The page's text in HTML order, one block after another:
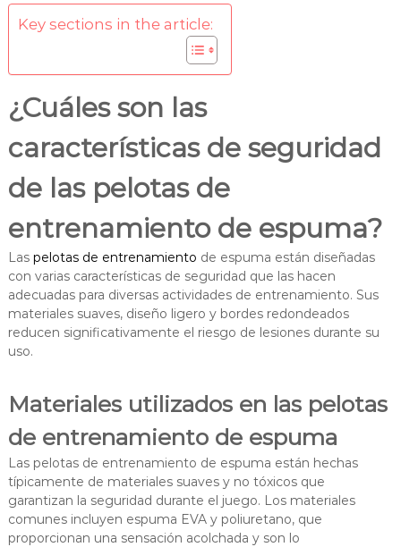
Key sections in the article:
¿Cuáles son las
características de seguridad
de las pelotas de
entrenamiento de espuma?
Las pelotas de entrenamiento de espuma están diseñadas
con varias características de seguridad que las hacen
adecuadas para diversas actividades de entrenamiento. Sus
materiales suaves, diseño ligero y bordes redondeados
reducen significativamente el riesgo de lesiones durante su
uso.
Materiales utilizados en las pelotas
de entrenamiento de espuma
Las pelotas de entrenamiento de espuma están hechas
típicamente de materiales suaves y no tóxicos que
garantizan la seguridad durante el juego. Los materiales
comunes incluyen espuma EVA y poliuretano, que
proporcionan una sensación acolchada y son lo